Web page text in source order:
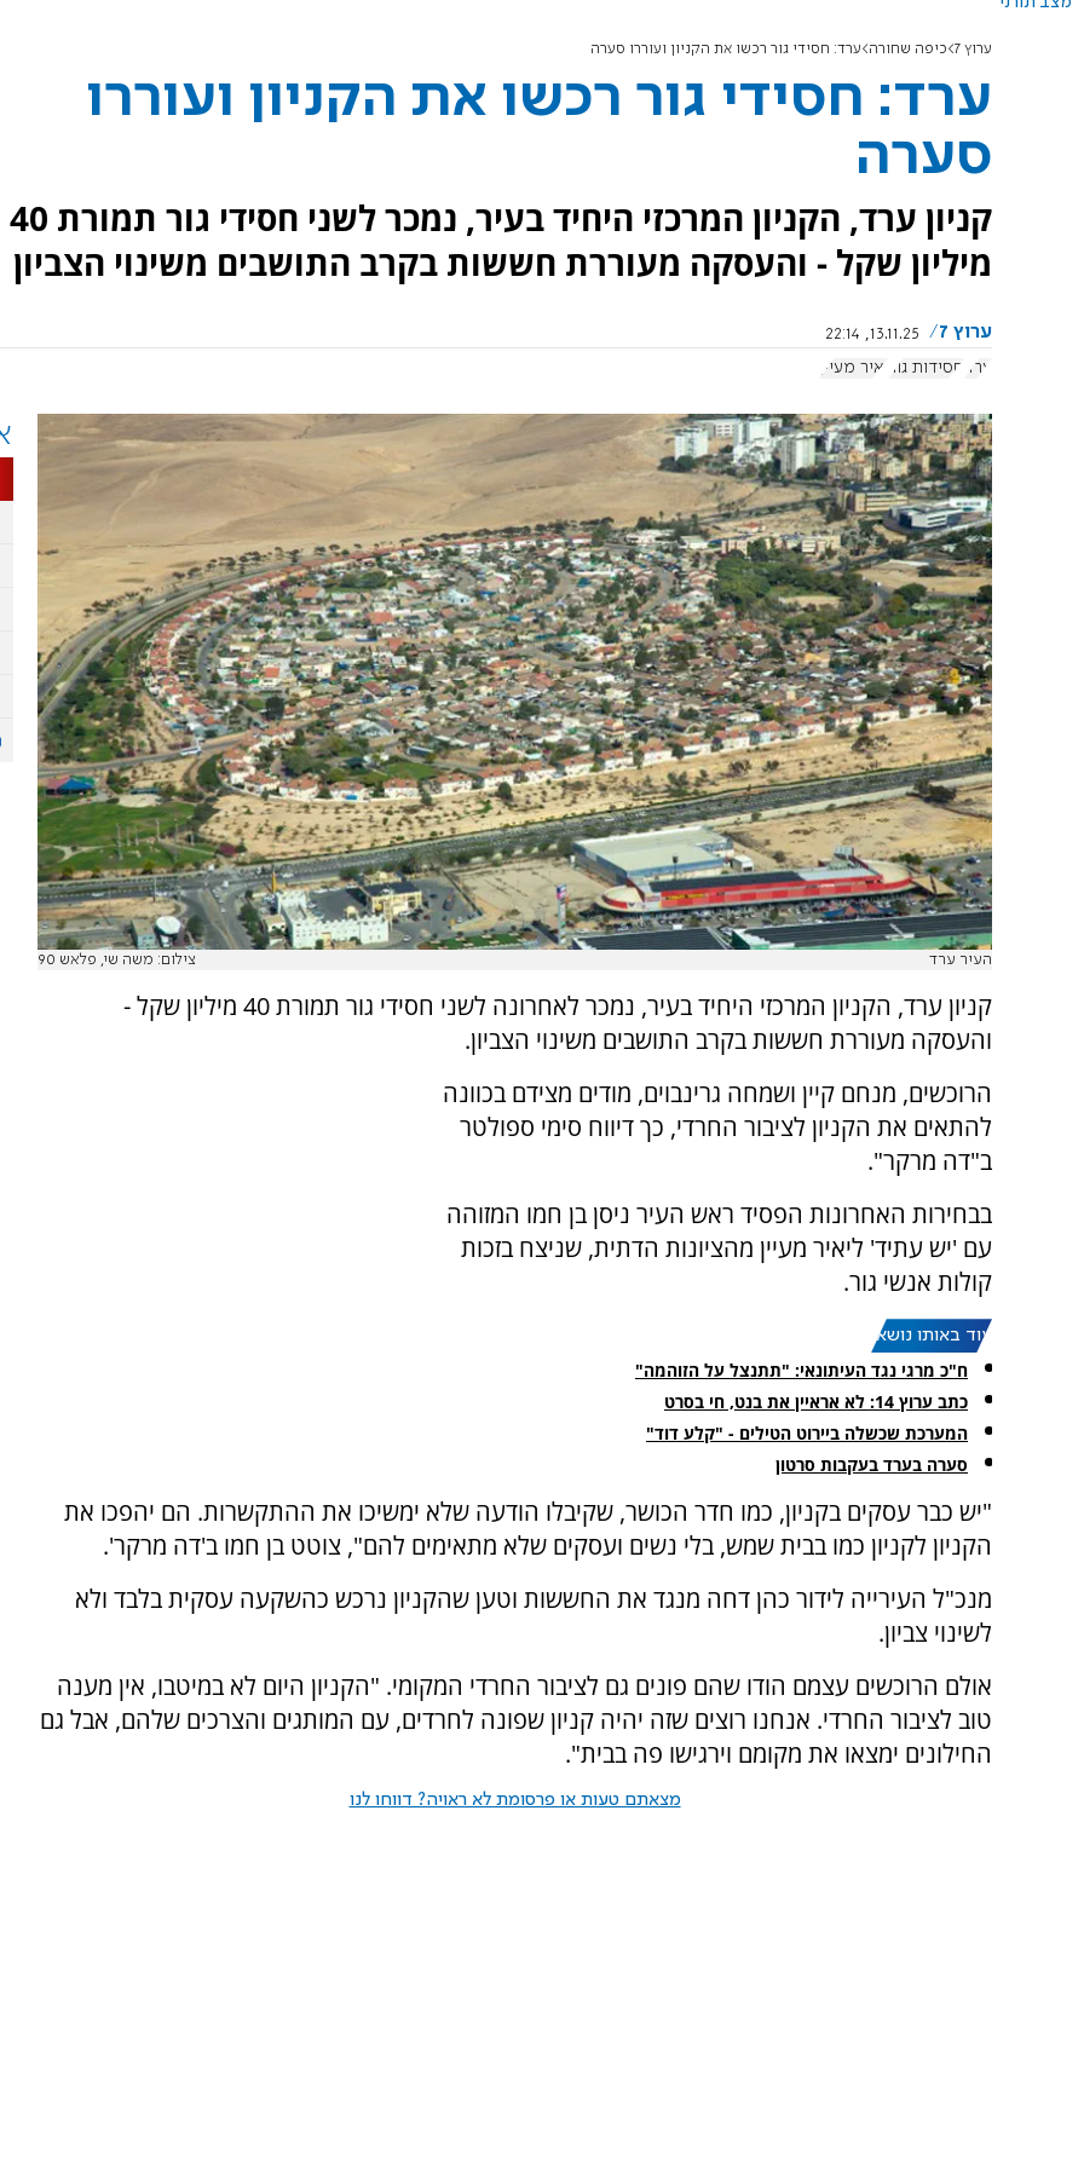
ערוץ 7 כיפה שחורה ערד: חסידי גור רכשו את הקניון ועוררו סערה
ערד: חסידי גור רכשו את הקניון ועוררו
סערה
קניון ערד, הקניון המרכזי היחיד בעיר, נמכר לשני חסידי גור תמורת 40
מיליון שקל - והעסקה מעוררת חששות בקרב התושבים משינוי הצביון
ערוץ 7
13.11.25, 22:14
ערד חסידות גור יאיר מעיין
העיר ערד צילום: משה שי, פלאש 90
קניון ערד, הקניון המרכזי היחיד בעיר, נמכר לאחרונה לשני חסידי גור תמורת 40 מיליון שקל -
והעסקה מעוררת חששות בקרב התושבים משינוי הצביון.
הרוכשים, מנחם קיין ושמחה גרינבוים, מודים מצידם בכוונה
להתאים את הקניון לציבור החרדי, כך דיווח סימי ספולטר
ב"דה מרקר".
בבחירות האחרונות הפסיד ראש העיר ניסן בן חמו המזוהה
עם 'יש עתיד' ליאיר מעיין מהציונות הדתית, שניצח בזכות
קולות אנשי גור.
עוד באותו נושא:
ח"כ מרגי נגד העיתונאי: "תתנצל על הזוהמה"
כתב ערוץ 14: לא אראיין את בנט, חי בסרט
המערכת שכשלה ביירוט הטילים - "קלע דוד"
סערה בערד בעקבות סרטון
"יש כבר עסקים בקניון, כמו חדר הכושר, שקיבלו הודעה שלא ימשיכו את ההתקשרות. הם יהפכו את
הקניון לקניון כמו בבית שמש, בלי נשים ועסקים שלא מתאימים להם", צוטט בן חמו ב'דה מרקר'.
מנכ"ל העירייה לידור כהן דחה מנגד את החששות וטען שהקניון נרכש כהשקעה עסקית בלבד ולא
לשינוי צביון.
אולם הרוכשים עצמם הודו שהם פונים גם לציבור החרדי המקומי. "הקניון היום לא במיטבו, אין מענה
טוב לציבור החרדי. אנחנו רוצים שזה יהיה קניון שפונה לחרדים, עם המותגים והצרכים שלהם, אבל גם
החילונים ימצאו את מקומם וירגישו פה בבית".
מצאתם טעות או פרסומת לא ראויה? דווחו לנו